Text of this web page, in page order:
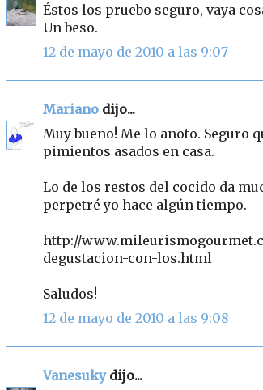
Éstos los pruebo seguro, vaya
Un beso.
12 de mayo de 2010 a las 9:07
Mariano dijo...
Muy bueno! Me lo anoto. Seguro
pimientos asados en casa.
Lo de los restos del cocido da
perpetré yo hace algún tiempo.
http://
degustacion-con-los.html
Saludos!
12 de mayo de 2010 a las 9:08
Vanesukydijo...